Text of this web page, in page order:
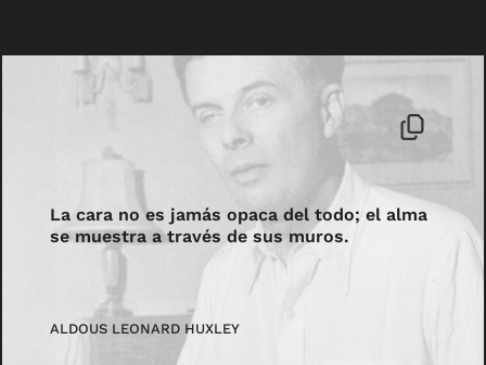
La cara no es jamás opaca del todo; el alma
se muestra a través de sus muros.
ALDOUS LEONARD HUXLEY